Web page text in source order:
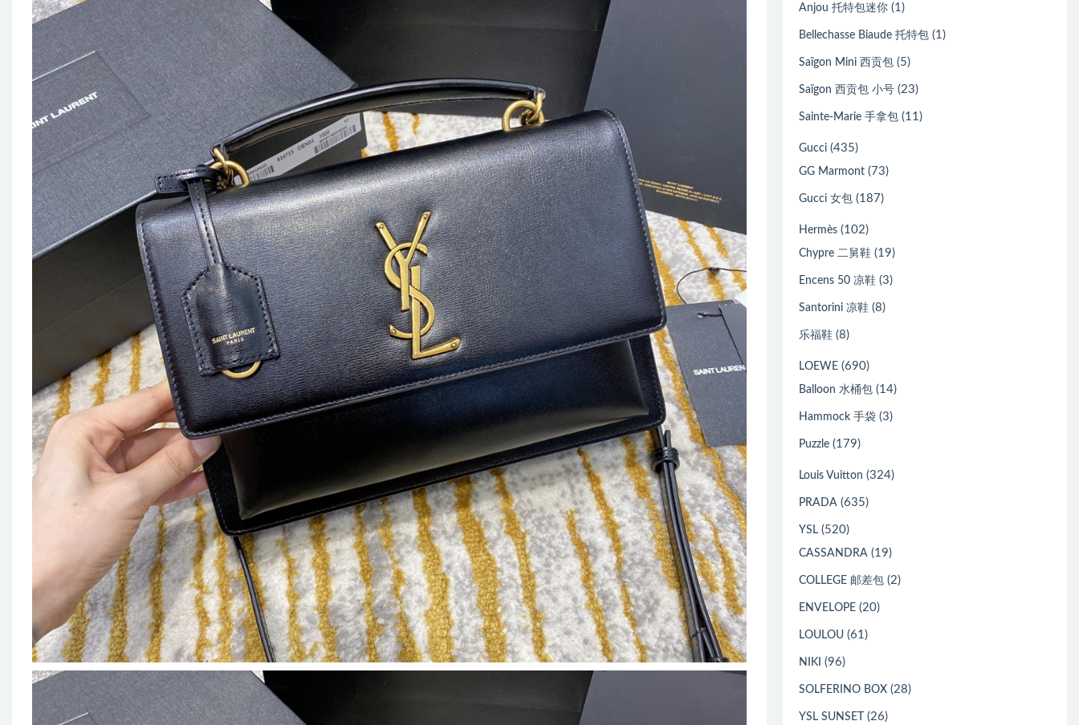
Anjou 托特包迷你 (1)
Bellechasse Biaude 托特包 (1)
Saïgon Mini 西贡包 (5)
Saïgon 西贡包 小号 (23)
Sainte-Marie 手拿包 (11)
Gucci (435)
GG Marmont (73)
Gucci 女包 (187)
Hermès (102)
Chypre 二舅鞋 (19)
Encens 50 凉鞋 (3)
Santorini 凉鞋 (8)
乐福鞋 (8)
LOEWE (690)
Balloon 水桶包 (14)
Hammock 手袋 (3)
Puzzle (179)
Louis Vuitton (324)
PRADA (635)
YSL (520)
CASSANDRA (19)
COLLEGE 邮差包 (2)
ENVELOPE (20)
LOULOU (61)
NIKI (96)
SOLFERINO BOX (28)
YSL SUNSET (26)